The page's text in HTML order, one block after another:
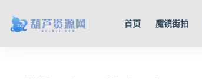
首页 魔镜街拍